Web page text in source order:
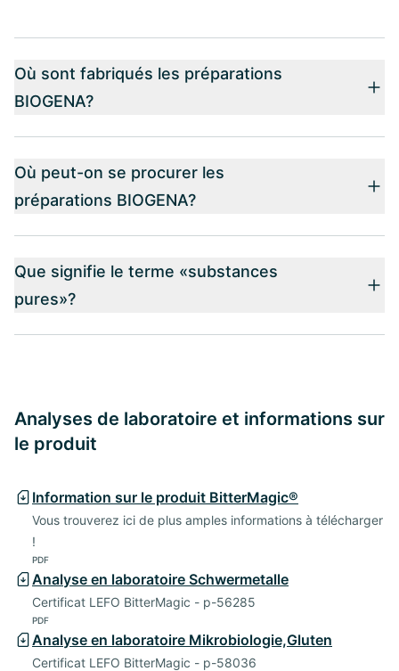
Où sont fabriqués les préparations
BIOGENA?
Où peut-on se procurer les
préparations BIOGENA?
Que signifie le terme «substances
pures»?
Analyses de laboratoire et informations sur
le produit
Information sur le produit BitterMagic®
Vous trouverez ici de plus amples informations à télécharger
!
PDF
Analyse en laboratoire Schwermetalle
Certificat LEFO BitterMagic - p-56285
PDF
Analyse en laboratoire Mikrobiologie,Gluten
Certificat LEFO BitterMagic - p-58036